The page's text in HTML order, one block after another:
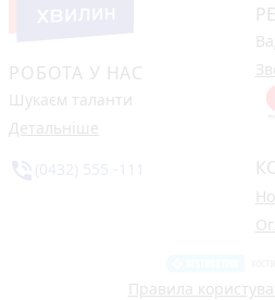
РОБОТА У НАС
Шукаєм таланти
Детальніше
Правила